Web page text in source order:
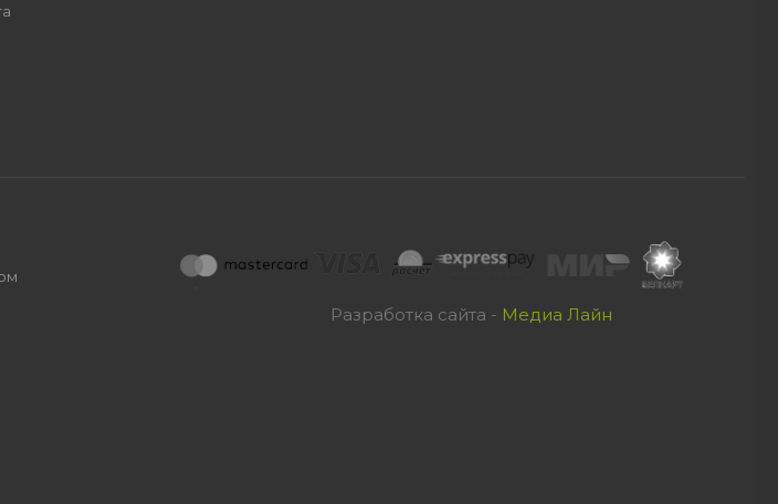
Разработка сайта - Медиа Лайн